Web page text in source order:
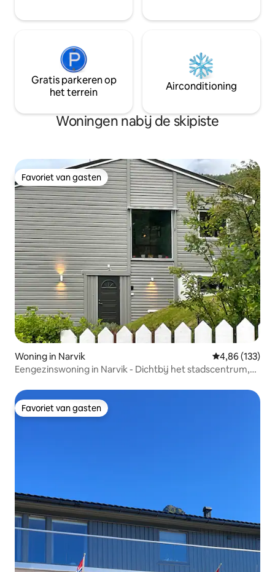
op loopafstand.
Gratis parkeren op
het terrein
Airconditioning
Woningen nabij de skipiste
Favoriet van gasten
Favoriet van gasten
Woning in Narvik Gemiddelde
4,86 (133)
Eengezinswoning in Narvik - Dichtbij het stadscentrum,
Favoriet van gasten
Favoriet van gasten